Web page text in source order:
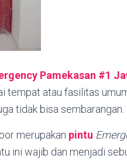
Pamekasan #1
tempat atau fasilitas
tidak bisa sembarangan.
merupakan pintu
ini wajib dan menjadi